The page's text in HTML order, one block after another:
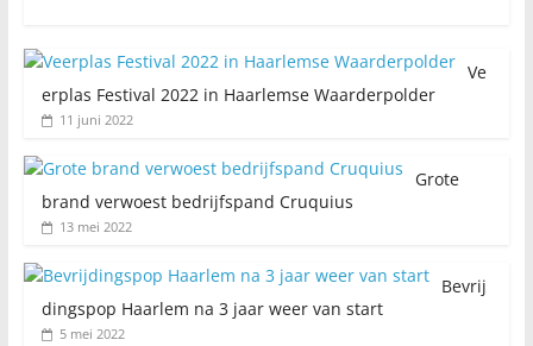
Ve
erplas Festival 2022 in Haarlemse Waarderpolder
11 juni 2022
Grote
brand verwoest bedrijfspand Cruquius
13 mei 2022
Bevrij
dingspop Haarlem na 3 jaar weer van start
5 mei 2022